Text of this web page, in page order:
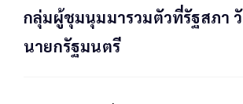
กลุ่มผู้ชุมนุมมารวมตัวที่รัฐสภา
นายกรัฐมนตรี